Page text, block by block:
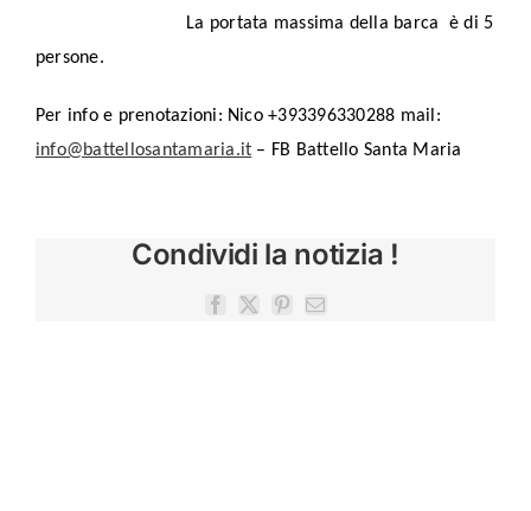
La portata massima della barca è di 5
persone.
Per info e prenotazioni: Nico +393396330288 mail:
info@battellosantamaria.it – FB Battello Santa Maria
Condividi la notizia !
Facebook
X Pinterest
Email